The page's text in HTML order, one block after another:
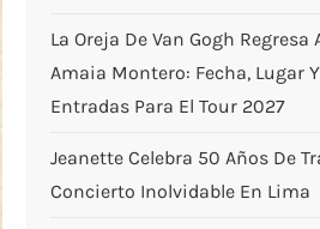
La Oreja De Van Gogh Regresa
Amaia Montero: Fecha, Lugar
Entradas Para El Tour 2027
Jeanette Celebra 50 Años De
Concierto Inolvidable En Lima